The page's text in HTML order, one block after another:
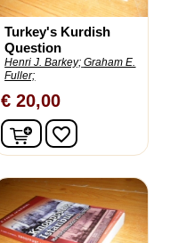
Turkey's Kurdish
Question
Henri J. Barkey; Graham E.
Fuller;
€ 20,00
In winkelwagen
favorite_border